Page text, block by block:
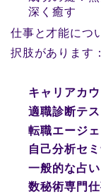
深く癒す
仕事と才能につ
択肢があります：
キャリアカ
適職診断テス
転職エージェ
自己分析セミ
一般的な占い
数秘術専門